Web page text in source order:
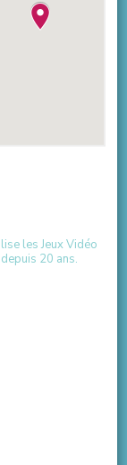
les Jeux Vidéo
20 ans.